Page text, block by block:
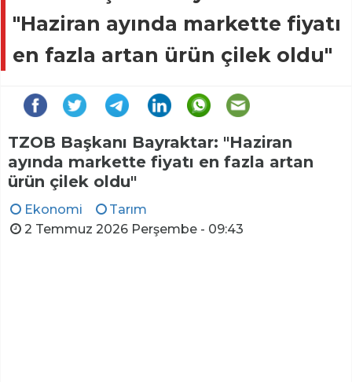
"Haziran ayında markette fiyatı
en fazla artan ürün çilek oldu"
TZOB Başkanı Bayraktar: "Haziran
ayında markette fiyatı en fazla artan
ürün çilek oldu"
Ekonomi
Tarım
2 Temmuz 2026 Perşembe - 09:43